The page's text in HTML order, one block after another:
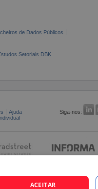
de Dados Públicos
Setoriais DBK
Ajuda
Siga-nos:
ACEITAR